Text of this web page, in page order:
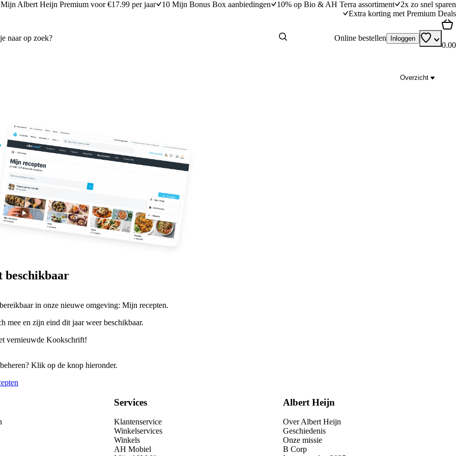
Mijn Albert Heijn Premium voor €17.99 per jaar 10 Mijn Bonus Box aanbiedingen 10% op Bio & AH Terra assortiment
2x zo snel sparen
Extra korting met Premium Deals
Online bestellen Inloggen
0.00
Overzicht
beschikbaar
in onze nieuwe omgeving: Mijn recepten.
mee en zijn eind dit jaar weer beschikbaar.
vernieuwde Kookschrift!
Klik op de knop hieronder.
Services
Klantenservice
Winkelservices
Winkels
AH Mobiel
Albert Heijn
Over Albert Heijn
Geschiedenis
Onze missie
B Corp